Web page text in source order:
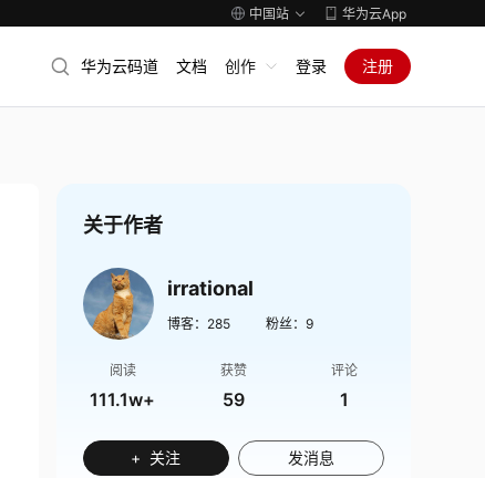
中国站 华为云App
华为云码道 文档 创作 登录 注册
关于作者
irrational
博客： 285 粉丝： 9
阅读
111.1w+
获赞
59
评论
1
+ 关注 发消息